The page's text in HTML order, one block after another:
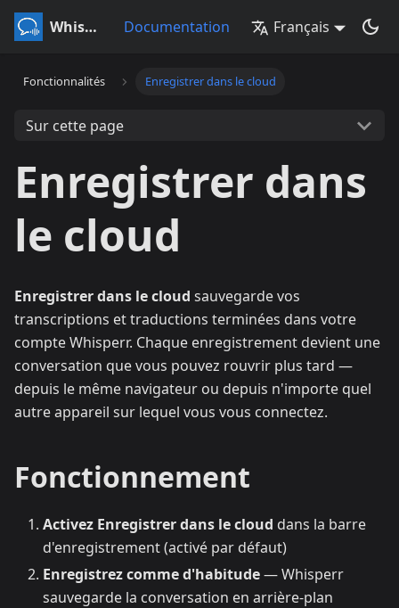
Whisperr Documentation Français
Fonctionnalités Enregistrer dans le cloud
Sur cette page
Enregistrer dans
le cloud
Enregistrer dans le cloud sauvegarde vos
transcriptions et traductions terminées dans votre
compte Whisperr. Chaque enregistrement devient une
conversation que vous pouvez rouvrir plus tard —
depuis le même navigateur ou depuis n'importe quel
autre appareil sur lequel vous vous connectez.
Fonctionnement
Activez Enregistrer dans le cloud dans la barre
d'enregistrement (activé par défaut)
Enregistrez comme d'habitude— Whisperr
sauvegarde la conversation en arrière-plan